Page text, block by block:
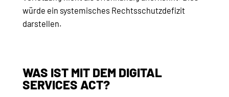
würde ein systemisches Rechtsschutzdefizit
darstellen.
WAS IST MIT DEM DIGITAL
SERVICES ACT?